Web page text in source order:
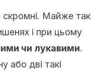
скромні. Майже так
і при цьому
чи лукавими.
або дві такі